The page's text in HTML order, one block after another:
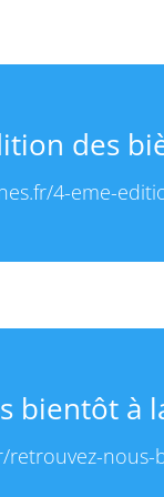
des
4-eme-
bientôt à
retrouvez-